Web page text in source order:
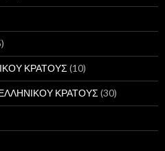
ΚΡΑΤΟΥΣ (10)
ΚΡΑΤΟΥΣ (30)